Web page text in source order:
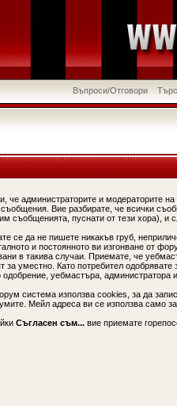
Въпроси/Отговори
че администраторите и модераторите
Вие разбирате, че всички
съобщенията, пуснати от тези хора), и
се да не пишете никакъв груб,
и постоянното ви изгонване от
в такива случаи. Приемате, че
за уместно. Като потребител
уебмастъра, администратора
система използва cookies, за да
Мейл адреса ви се използва само
Съгласен съм...вие приемате